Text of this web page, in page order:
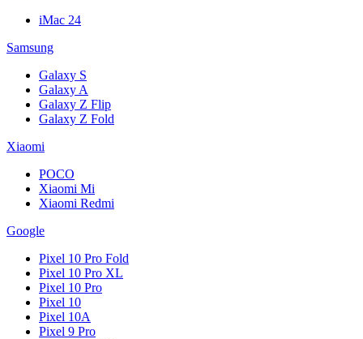
iMac 24
Samsung
Galaxy S
Galaxy A
Galaxy Z Flip
Galaxy Z Fold
Xiaomi
POCO
Xiaomi Mi
Xiaomi Redmi
Google
Pixel 10 Pro Fold
Pixel 10 Pro XL
Pixel 10 Pro
Pixel 10
Pixel 10A
Pixel 9 Pro